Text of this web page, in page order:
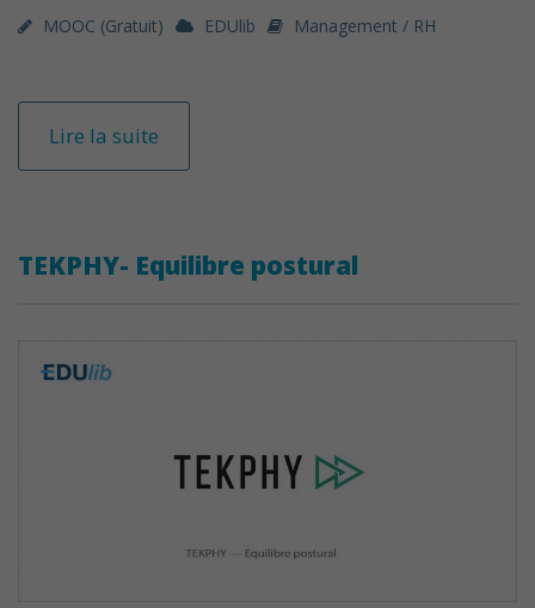
MOOC (gratuit) EDUlib Management / RH
Lire la suite
TEKPHY- Equilibre postural